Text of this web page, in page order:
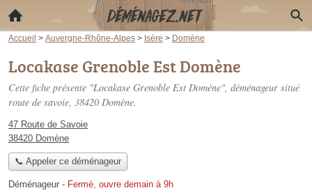
Accueil > Auvergne-Rhône-Alpes > Isère > Domène
Locakase Grenoble Est Domène
Cette fiche présente "Locakase Grenoble Est Domène", déménageur situé
route de savoie, 38420 Domène.
47 Route de Savoie
38420 Domène
📞 Appeler ce déménageur
Déménageur - Fermé, ouvre demain à 9h